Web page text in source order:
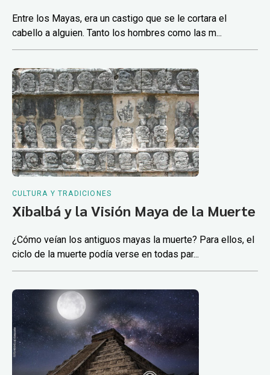
Entre los Mayas, era un castigo que se le cortara el
cabello a alguien. Tanto los hombres como las m...
CULTURA Y TRADICIONES
Xibalbá y la Visión Maya de la Muerte
¿Cómo veían los antiguos mayas la muerte? Para ellos, el
ciclo de la muerte podía verse en todas par...